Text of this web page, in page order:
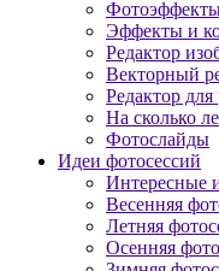
Эффекты и
Редактор
Векторный
Редактор
На сколько
Фотослайды
Идеи фотосессий
Интересные
Весенняя
Летняя
Осенняя